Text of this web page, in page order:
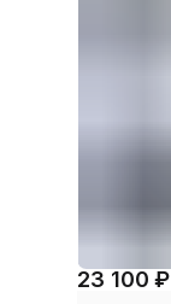
23 100 ₽